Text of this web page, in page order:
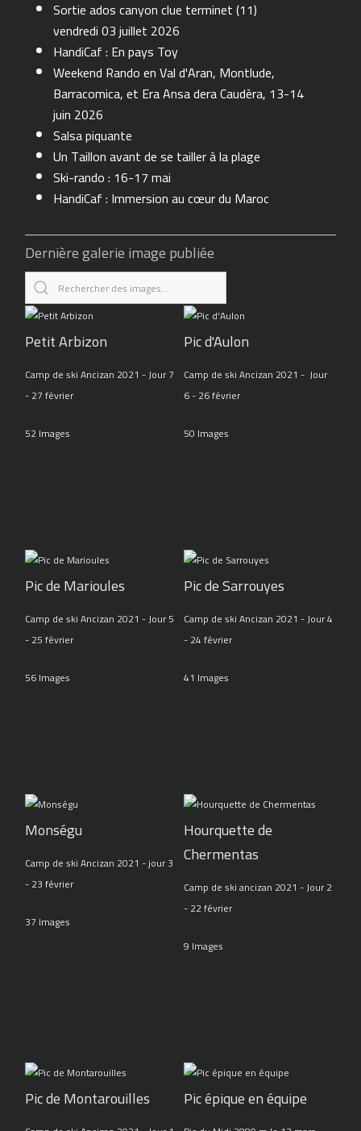
Sortie ados canyon clue terminet (11)
vendredi 03 juillet 2026
HandiCaf : En pays Toy
Weekend Rando en Val d'Aran, Montlude,
Barracomica, et Era Ansa dera Caudèra, 13-14
juin 2026
Salsa piquante
Un Taillon avant de se tailler à la plage
Ski-rando : 16-17 mai
HandiCaf : Immersion au cœur du Maroc
Dernière galerie image publiée
Petit Arbizon
Camp de ski Ancizan 2021 - Jour 7
- 27 février
52 Images
Pic d'Aulon
Camp de ski Ancizan 2021 - Jour
6 - 26 février
50 Images
Pic de Marioules
Camp de ski Ancizan 2021 - Jour 5
- 25 février
56 Images
Pic de Sarrouyes
Camp de ski Ancizan 2021 - Jour 4
- 24 février
41 Images
Monségu
Camp de ski Ancizan 2021 - jour 3
- 23 février
37 Images
Hourquette de
Chermentas
Camp de ski ancizan 2021 - Jour 2
- 22 février
9 Images
Pic de Montarouilles Pic épique en équipe